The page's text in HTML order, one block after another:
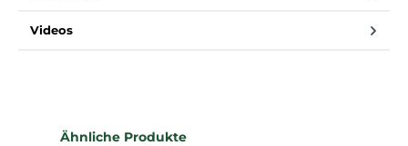
Videos
Produktgalerie überspringen
Ähnliche Produkte